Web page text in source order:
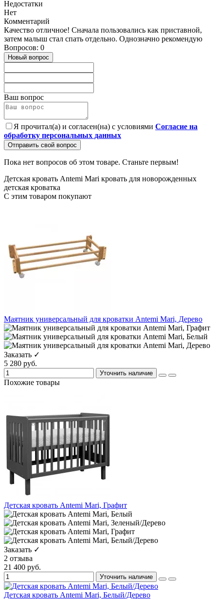
Недостатки
Нет
Комментарий
Качество отличное! Сначала пользовались как приставной,
затем малыш стал спать отдельно. Однозначно рекомендую
Вопросов: 0
Новый вопрос
Ваш вопрос
Я прочитал(а) и согласен(на) с условиями Согласие на
обработку персональных данных
Отправить свой вопрос
Пока нет вопросов об этом товаре. Станьте первым!
Детская кровать Antemi Mari кровать для новорожденных
детская кроватка
С этим товаром покупают
Маятник универсальный для кроватки Antemi Mari, Дерево
Заказать ✓
5 280 руб.
Уточнить наличие
Похожие товары
Детская кровать Antemi Mari, Графит
Заказать ✓
2 отзыва
21 400 руб.
Уточнить наличие
Детская кровать Antemi Mari, Белый/Дерево